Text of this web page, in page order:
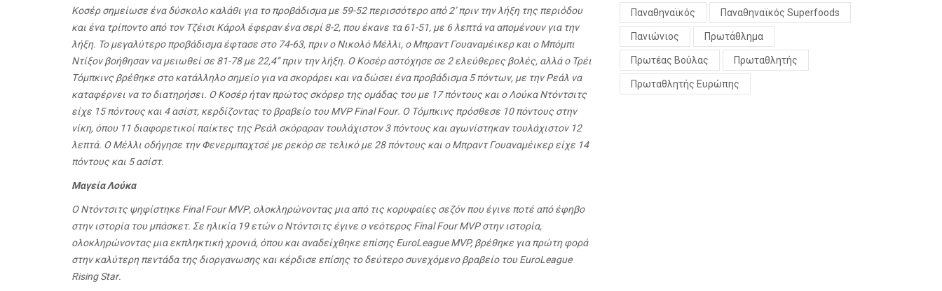
Κοσέρ σημείωσε ένα δύσκολο καλάθι για το προβάδισμα με 59-52 περισσότερο από 2’ πριν την λήξη της περιόδου
και ένα τρίποντο από τον Τζέισι Κάρολ έφεραν ένα σερί 8-2, που έκανε τα 61-51, με 6 λεπτά να απομένουν για την
λήξη. Το μεγαλύτερο προβάδισμα έφτασε στο 74-63, πριν ο Νικολό Μέλλι, ο Μπραντ Γουαναμέικερ και ο Μπόμπι
Ντίξον βοήθησαν να μειωθεί σε 81-78 με 22,4’’ πριν την λήξη. Ο Κοσέρ αστόχησε σε 2 ελεύθερες βολές, αλλά ο Τρέι
Τόμπκινς βρέθηκε στο κατάλληλο σημείο για να σκοράρει και να δώσει ένα προβάδισμα 5 πόντων, με την Ρεάλ να
καταφέρνει να το διατηρήσει. Ο Κοσέρ ήταν πρώτος σκόρερ της ομάδας του με 17 πόντους και ο Λούκα Ντόντσιτς
είχε 15 πόντους και 4 ασίστ, κερδίζοντας το βραβείο του MVP Final Four. Ο Τόμπκινς πρόσθεσε 10 πόντους στην
νίκη, όπου 11 διαφορετικοί παίκτες της Ρεάλ σκόραραν τουλάχιστον 3 πόντους και αγωνίστηκαν τουλάχιστον 12
λεπτά. Ο Μέλλι οδήγησε την Φενερμπαχτσέ με ρεκόρ σε τελικό με 28 πόντους και ο Μπραντ Γουαναμέικερ είχε 14
πόντους και 5 ασίστ.
ΜαγείαΛούκα
Ο Ντόντσιτς ψηφίστηκε Final Four MVP, ολοκληρώνοντας μια από τις κορυφαίες σεζόν που έγινε ποτέ από έφηβο
στην ιστορία του μπάσκετ. Σε ηλικία 19 ετών ο Ντόντσιτς έγινε ο νεότερος Final Four MVPστην ιστορία,
ολοκληρώνοντας μια εκπληκτική χρονιά, όπου και αναδείχθηκε επίσης EuroLeague MVP, βρέθηκε για πρώτη φορά
στην καλύτερη πεντάδα της διοργανωσης και κέρδισε επίσης το δεύτερο συνεχόμενο βραβείο του EuroLeague
Rising Star.
Παναθηναϊκός Παναθηναϊκός Superfoods
Πανιώνιος Πρωτάθλημα
Πρωτέας Βούλας Πρωταθλητής
Πρωταθλητής Ευρώπης